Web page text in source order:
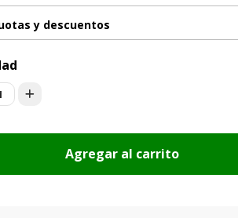
y descuentos
Agregar al carrito